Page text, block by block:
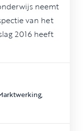
neemt
van het
2016 heeft